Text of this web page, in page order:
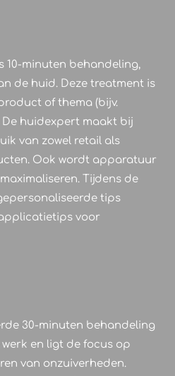
10-minuten behandeling,
de huid. Deze treatment is
of thema (bijv.
huidexpert maakt bij
van zowel retail als
Ook wordt apparatuur
Tijdens de
tips
voor
30-minuten behandeling
en ligt de focus op
van onzuiverheden.